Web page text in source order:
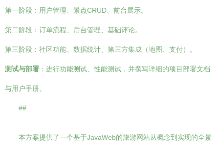
第一阶段：用户管理、景点CRUD、前台展示。
第二阶段：订单流程、后台管理、基础评论。
第三阶段：社区功能、数据统计、第三方集成（地图、支付）。
测试与部署 ：进行功能测试、性能测试，并撰写详细的项目部署文档
与用户手册。
##
本方案提供了一个基于JavaWeb的旅游网站从概念到实现的全景